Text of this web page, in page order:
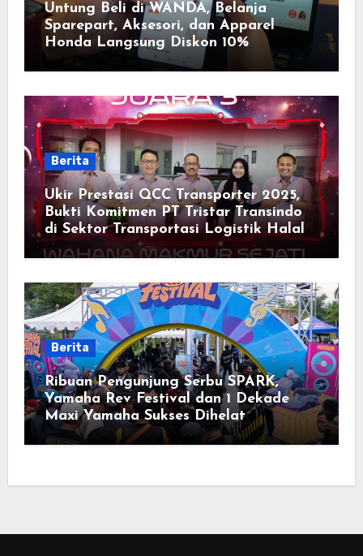
Untung Beli di WANDA, Belanja
Sparepart, Aksesori, dan Apparel
Honda Langsung Diskon 10%
Berita
Ukir Prestasi QCC Transporter 2025,
Bukti Komitmen PT Tristar Transindo
di Sektor Transportasi Logistik Halal
Berita
Ribuan Pengunjung Serbu SPARK,
Yamaha Rev Festival dan 1 Dekade
Maxi Yamaha Sukses Dihelat